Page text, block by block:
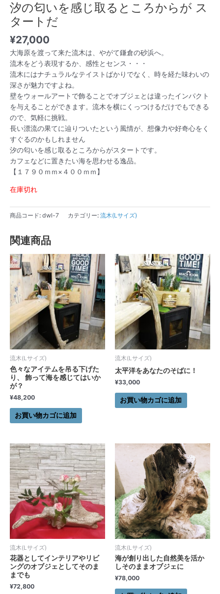
汐の匂いを感じ取るところからが ス
タートだ
¥27,000
大海原を渡って来た流木は、やがて鎌倉の砂浜へ。
流木をどう表現するか、感性とセンス・・・
流木にはナチュラルなテイストばかりでなく、時を経た味わいの
深さが魅力ですよね。
壁をウォールアートで飾ることでオブジェとは違ったインパクト
を与えることができます。流木を横にくっつけるだけでもできる
ので、気軽に挑戦。
長い漂流の果てに辿りついたという風情が、想像力や好奇心をく
すぐるのかもしれません
汐の匂いを感じ取るところからがスタートです。
カフェなどに置きたい海を思わせる逸品。
【１７９０ｍｍ×４００ｍｍ】
在庫切れ
商品コード: dwl-7 カテゴリー: 流木(Lサイズ)
関連商品
流木(Lサイズ)
色々なアイテムを吊る下げた
り、 飾って海を感じてはいか
が？
¥48,200
お買い物カゴに追加
流木(Lサイズ)
太平洋をあなたのそばに！
¥33,000
お買い物カゴに追加
流木(Lサイズ)
花器としてインテリアやリビ
ングのオブジェとしてそのま
までも
¥72,800
流木(Lサイズ)
海が創り出した自然美を活か
しそのままオブジェに
¥78,000